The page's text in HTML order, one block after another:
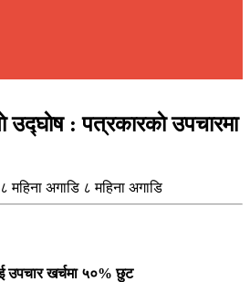
उद्घाेष : पत्रकारकाे उपचारमा
८ महिना अगाडि ८ महिना अगाडि
उपचार खर्चमा ५०% छुट